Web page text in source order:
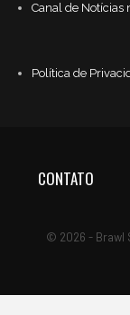
Canal de Notícias
Política de
CONTATO
© 2026 - Brawl